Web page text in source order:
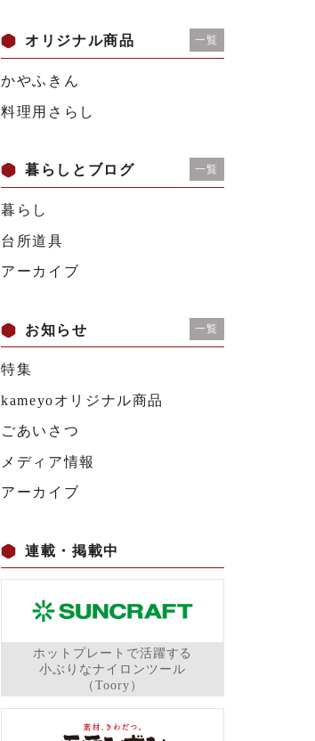
オリジナル商品 一覧
かやふきん
料理用さらし
暮らしとブログ 一覧
暮らし
台所道具
アーカイブ
お知らせ 一覧
特集
kameyoオリジナル商品
ごあいさつ
メディア情報
アーカイブ
連載・掲載中
ホットプレートで活躍する
小ぶりなナイロンツール
（Toory）